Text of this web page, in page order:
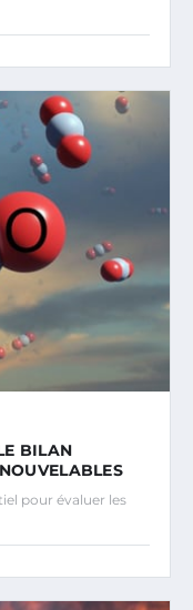
BILAN
pour évaluer les